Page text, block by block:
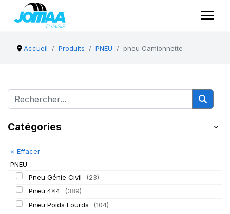
Accueil Produits PNEU pneu Camionnette
Catégories
× Effacer
PNEU
Pneu Génie Civil
(23)
Pneu 4x4
(389)
Pneu Poids Lourds
(104)